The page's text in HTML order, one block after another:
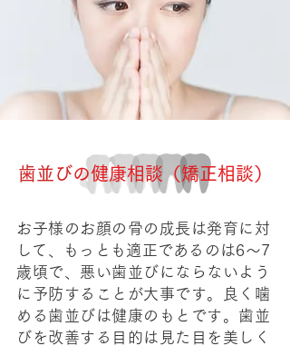
歯並びの健康相談（矯正相談）
お子様のお顔の骨の成長は発育に対
して、もっとも適正であるのは6～7
歳頃で、悪い歯並びにならないよう
に予防することが大事です。良く噛
める歯並びは健康のもとです。歯並
びを改善する目的は見た目を美しく